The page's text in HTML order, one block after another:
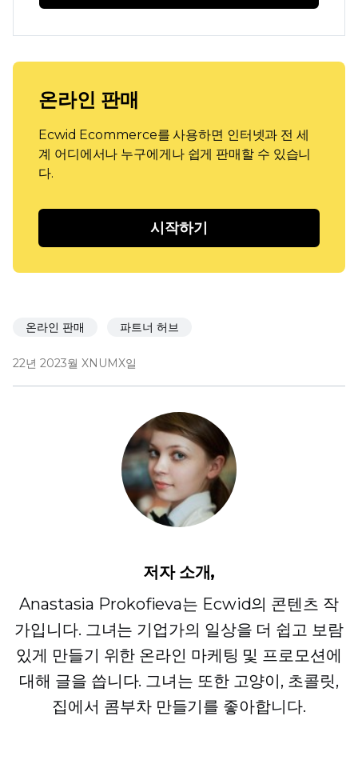
온라인 판매
Ecwid Ecommerce를 사용하면 인터넷과 전 세
계 어디에서나 누구에게나 쉽게 판매할 수 있습니
다.
시작하기
온라인 판매 파트너 허브
22년 2023월 XNUMX일
저자 소개,
Anastasia Prokofieva는 Ecwid의 콘텐츠 작
가입니다. 그녀는 기업가의 일상을 더 쉽고 보람
있게 만들기 위한 온라인 마케팅 및 프로모션에
대해 글을 씁니다. 그녀는 또한 고양이, 초콜릿,
집에서 콤부차 만들기를 좋아합니다.